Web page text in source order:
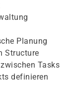
Planung
Structure
Tasks
definieren